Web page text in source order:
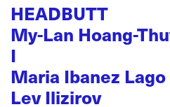
HEADBUTT
My-Lan Hoang-
I
Maria Ibanez Lago
Lev Ilizirov